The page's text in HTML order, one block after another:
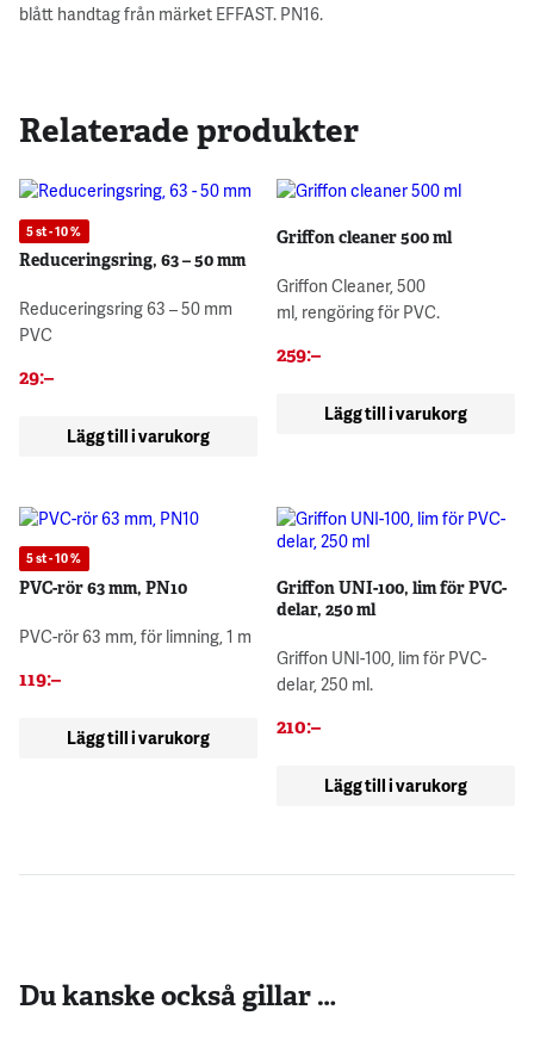
blått handtag från märket EFFAST. PN16.
Relaterade produkter
5 st - 10 %
Reduceringsring, 63 – 50 mm
Reduceringsring 63 – 50 mm
PVC
29:–
Lägg till i varukorg
Griffon cleaner 500 ml
Griffon Cleaner, 500
ml, rengöring för PVC.
259:–
Lägg till i varukorg
5 st - 10 %
PVC-rör 63 mm, PN10
PVC-rör 63 mm, för limning, 1 m
119:–
Lägg till i varukorg
Griffon UNI-100, lim för PVC-
delar, 250 ml
Griffon UNI-100, lim för PVC-
delar, 250 ml.
210:–
Lägg till i varukorg
Du kanske också gillar …